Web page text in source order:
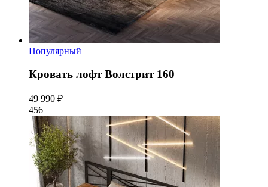
Популярный
Кровать лофт Волстрит 160
49 990 ₽
456